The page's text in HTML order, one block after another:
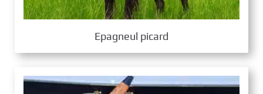
Epagneul picard